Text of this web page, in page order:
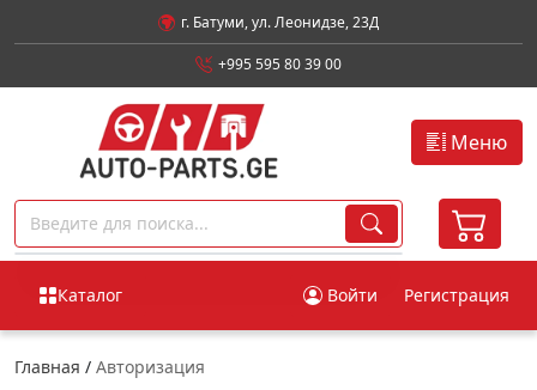
г. Батуми, ул. Леонидзе, 23Д
+995 595 80 39 00
Меню
Каталог Войти Регистрация
Главная / Авторизация